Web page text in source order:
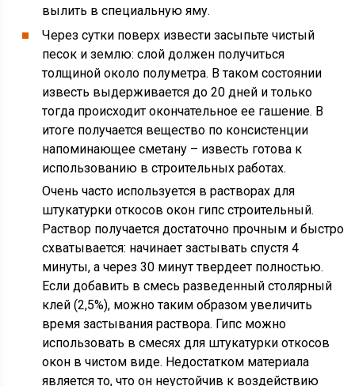
вылить в специальную яму.
Через сутки поверх извести засыпьте чистый
песок и землю: слой должен получиться
толщиной около полуметра. В таком состоянии
известь выдерживается до 20 дней и только
тогда происходит окончательное ее гашение. В
итоге получается вещество по консистенции
напоминающее сметану – известь готова к
использованию в строительных работах.
Очень часто используется в растворах для
штукатурки откосов окон гипс строительный.
Раствор получается достаточно прочным и быстро
схватывается: начинает застывать спустя 4
минуты, а через 30 минут твердеет полностью.
Если добавить в смесь разведенный столярный
клей (2,5%), можно таким образом увеличить
время застывания раствора. Гипс можно
использовать в смесях для штукатурки откосов
окон в чистом виде. Недостатком материала
является то, что он неустойчив к воздействию